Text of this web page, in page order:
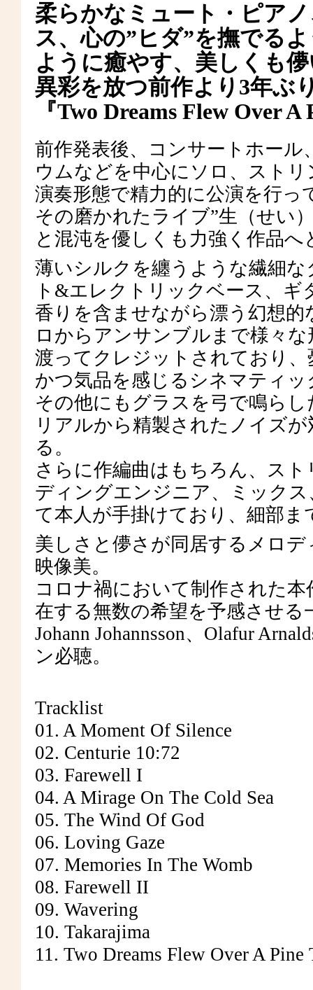
柔らかなミュート・ピア
ス、心の”ヒダ”を撫でる
ように癒やす、美しくも
異彩を放つ前作より3年ぶ
『Two Dreams Flew Over
前作発表後、コンサートホー
ウムなどを中心にソロ、スト
演奏形態で精力的に公演を行っ
その磨かれたライブ”生（せい
と混沌を優しくも力強く作品
薄いシルクを纏うような繊細
ト&エレクトリックベース、
香りを含ませながら漂う幻想
ロからアンサンブルまで様々
渡ってクレジットされており
かつ気品を感じるシネマティ
その他にもグラスを弓で鳴ら
リアルから精製されたノイズ
る。
さらに作編曲はもちろん、ス
ディングエンジニア、ミック
て本人が手掛けており、細部
美しさと儚さが同居するメロ
映像美。
コロナ禍において制作された
在する無数の希望を予感させる
Johann Johannsson、Olafur
ン必聴。
Tracklist
01. A Moment Of Silence
02. Centurie 10:72
03. Farewell I
04. A Mirage On The Cold Sea
05. The Wind Of God
06. Loving Gaze
07. Memories In The Womb
08. Farewell II
09. Wavering
10. Takarajima
11. Two Dreams Flew Over A Pine